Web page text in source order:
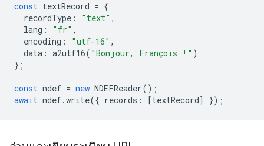
const textRecord = {
recordType : "text" ,
lang : "fr" ,
encoding : "utf-16" ,
data : a2utf16( "Bonjour, François !" )
};
const ndef = new NDEFReader();
await ndef.write({ records : [textRecord] });